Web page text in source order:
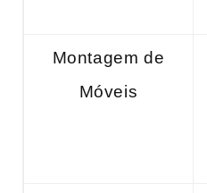
Montagem de
Móveis